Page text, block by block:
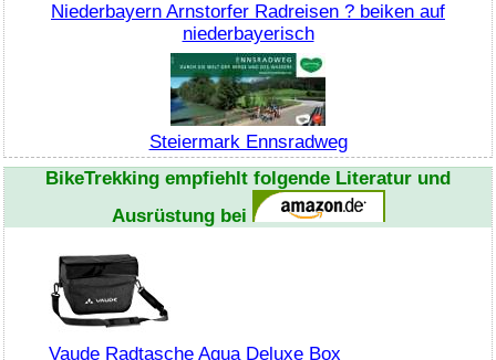
Niederbayern Arnstorfer Radreisen ? beiken auf
niederbayerisch
Steiermark Ennsradweg
BikeTrekking empfiehlt folgende Literatur und
Ausrüstung bei
Vaude Radtasche Aqua Deluxe Box